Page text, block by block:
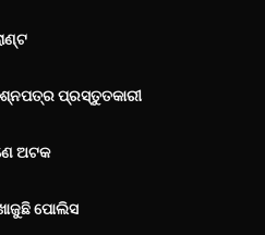
ପ୍ରସ୍ତୁତକାରୀ
ଅଟକ
ପୋଲିସ